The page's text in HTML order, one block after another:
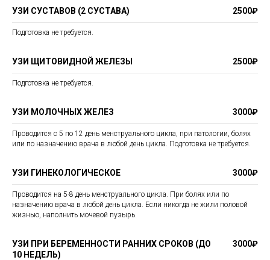
УЗИ СУСТАВОВ (2 СУСТАВА) 2500₽
Подготовка не требуется.
УЗИ ЩИТОВИДНОЙ ЖЕЛЕЗЫ 2500₽
Подготовка не требуется.
УЗИ МОЛОЧНЫХ ЖЕЛЕЗ 3000₽
Проводится с 5 по 12 день менструального цикла, при патологии, болях
или по назначению врача в любой день цикла. Подготовка не требуется.
УЗИ ГИНЕКОЛОГИЧЕСКОЕ 3000₽
Проводится на 5-8 день менструального цикла. При болях или по
назначению врача в любой день цикла. Если никогда не жили половой
жизнью, наполнить мочевой пузырь.
УЗИ ПРИ БЕРЕМЕННОСТИ РАННИХ СРОКОВ (ДО
10 НЕДЕЛЬ)
3000₽